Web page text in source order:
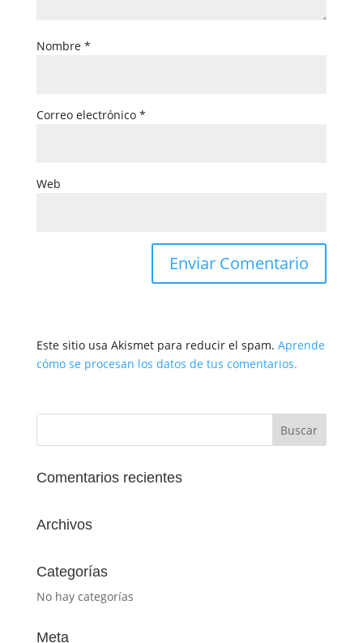
Nombre *
Correo electrónico *
Web
Este sitio usa Akismet para reducir el spam. Aprende
cómo se procesan los datos de tus comentarios.
Comentarios recientes
Archivos
Categorías
No hay categorías
Meta